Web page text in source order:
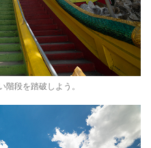
階段を踏破しよう。